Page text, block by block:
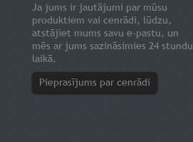
Ja jums ir jautājumi par mūsu
produktiem vai cenrādi, lūdzu,
atstājiet mums savu e-pastu, un
mēs ar jums sazināsimies 24 stundu
laikā.
Pieprasījums par cenrādi